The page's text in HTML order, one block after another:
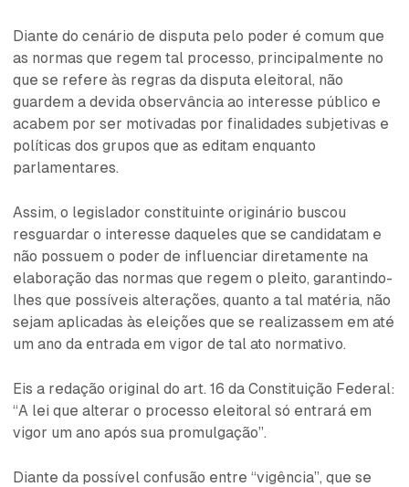
Diante do cenário de disputa pelo poder é comum que
as normas que regem tal processo, principalmente no
que se refere às regras da disputa eleitoral, não
guardem a devida observância ao interesse público e
acabem por ser motivadas por finalidades subjetivas e
políticas dos grupos que as editam enquanto
parlamentares.
Assim, o legislador constituinte originário buscou
resguardar o interesse daqueles que se candidatam e
não possuem o poder de influenciar diretamente na
elaboração das normas que regem o pleito, garantindo-
lhes que possíveis alterações, quanto a tal matéria, não
sejam aplicadas às eleições que se realizassem em até
um ano da entrada em vigor de tal ato normativo.
Eis a redação original do art. 16 da Constituição Federal:
“A lei que alterar o processo eleitoral só entrará em
vigor um ano após sua promulgação”.
Diante da possível confusão entre “vigência”, que se